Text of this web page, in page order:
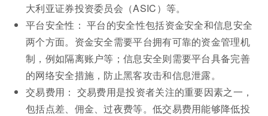
大利亚证券投资委员会（ASIC）等。
平台安全性： 平台的安全性包括资金安全和信息安全
两个方面。资金安全需要平台拥有可靠的资金管理机
制，例如隔离账户等；信息安全则需要平台具备完善
的网络安全措施，防止黑客攻击和信息泄露。
交易费用： 交易费用是投资者关注的重要因素之一，
包括点差、佣金、过夜费等。低交易费用能够降低投